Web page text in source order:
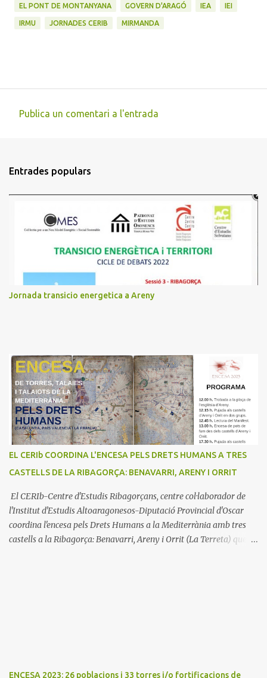
EL PONT DE MONTANYANA GOVERN D'ARAGÓ IEA IEI
IRMU JORNADES CERIB MIRMANDA
e
n
a
Publica un comentari a l'entrada
Entrades populars
Jornada transicio energetica a Areny
EL CERIb COORDINA L'ENCESA PELS DRETS HUMANS A TRES
CASTELLS DE LA RIBAGORÇA: BENAVARRI, ARENY I ORRIT
El CERIb-Centre d'Estudis Ribagorçans, centre col·laborador de
l'Institut d'Estudis Altoaragonesos-Diputació Provincial d'Oscar
coordina l'encesa pels Drets Humans a la Mediterrània amb tres
castells a la Ribagorça: Benavarri, Areny i Orrit (La Terreta) que
ENCESA 2023: 26 poblacions i 33 torres i/o fortificacions de